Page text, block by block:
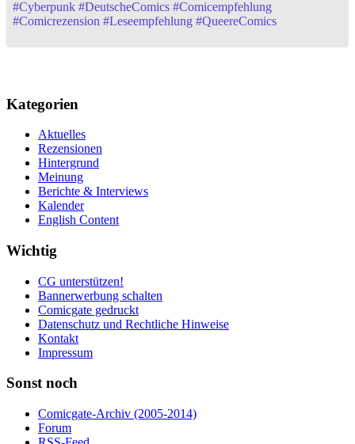
#Cyberpunk #DeutscheComics #Comicempfehlung
#Comicrezension #Leseempfehlung #QueereComics
Kategorien
Aktuelles
Rezensionen
Hintergrund
Meinung
Berichte & Interviews
Kalender
English Content
Wichtig
CG unterstützen!
Bannerwerbung schalten
Comicgate gedruckt
Datenschutz und Rechtliche Hinweise
Kontakt
Impressum
Sonst noch
Comicgate-Archiv (2005-2014)
Forum